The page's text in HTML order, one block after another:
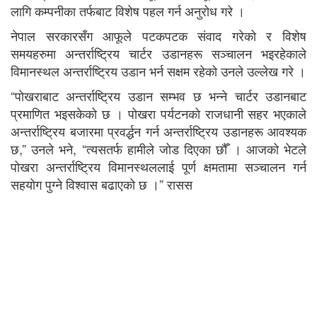
लागि कम्पनीका तर्फबाट विशेष पहल गर्न अनुरोध गरे ।
नेपाल सरकारसँग आफूले पटकपटक संवाद गरेको र विशेष
समयहरुमा अन्तर्राष्ट्रिय चार्टर उडानहरू सञ्चालन भइरहेकाले
विमानस्थल अन्तर्राष्ट्रिय उडान भर्न सक्षम रहेको उनले उल्लेख गरे ।
“पोखराबाट अन्तर्राष्ट्रिय उडान सम्भव छ भन्ने चार्टर उडानबाट
प्रमाणित भइसकेको छ । पोखरा पर्यटनको राजधानी सहर भएकाले
अन्तर्राष्ट्रिय बजारमा प्रवर्द्धन गर्न अन्तर्राष्ट्रिय उडानहरू आवश्यक
छ,” उनले भने, “त्यसतर्फ हामीले जोड दिएका छौँ । आजको भेटले
पोखरा अन्तर्राष्ट्रिय विमानस्थललाई पूर्ण क्षमतामा सञ्चालन गर्न
सहयोग पुग्ने विश्वास बढाएको छ ।” रासस